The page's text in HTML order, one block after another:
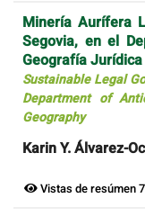
Minería Aurífera
Segovia, en el
Geografía Jurídica
Sustainable Legal
Department of
Geography
Karin Y. Álvarez-
Vistas de resúmen